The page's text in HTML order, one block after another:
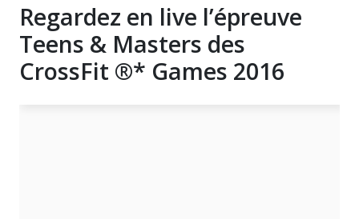
Regardez en live l’épreuve
Teens & Masters des
CrossFit ®* Games 2016